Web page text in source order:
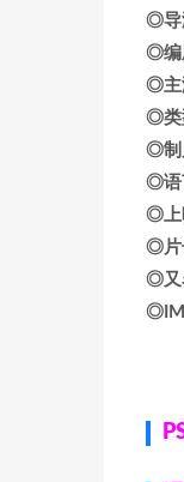
◎导
◎编
◎主
◎类
◎制
◎语
◎上
◎片
◎又